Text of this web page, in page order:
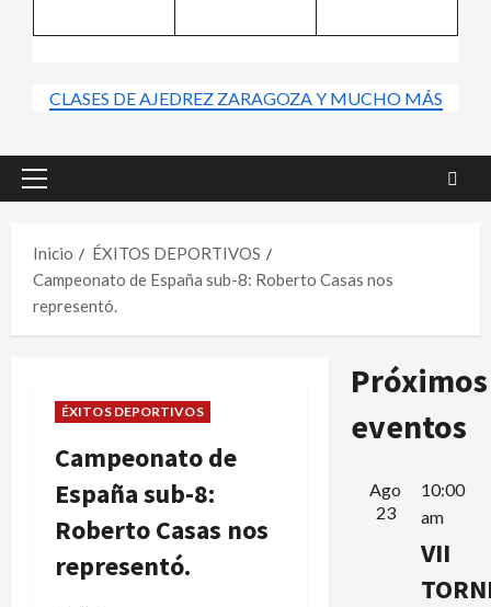
CLASES DE AJEDREZ ZARAGOZA Y MUCHO MÁS
Menú
Inicio
ÉXITOS DEPORTIVOS
Campeonato de España sub-8: Roberto Casas nos
representó.
ÉXITOS DEPORTIVOS
Campeonato de
España sub-8:
Roberto Casas nos
representó.
Próximos
eventos
Ago
23
10:00
am
VII